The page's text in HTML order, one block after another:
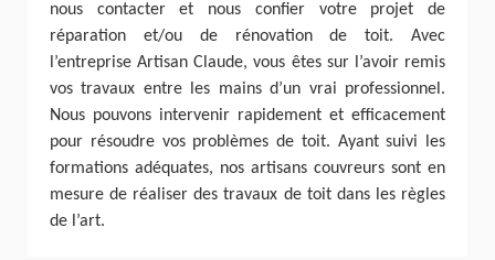
nous contacter et nous confier votre projet de
réparation et/ou de rénovation de toit. Avec
l’entreprise Artisan Claude, vous êtes sur l’avoir remis
vos travaux entre les mains d’un vrai professionnel.
Nous pouvons intervenir rapidement et efficacement
pour résoudre vos problèmes de toit. Ayant suivi les
formations adéquates, nos artisans couvreurs sont en
mesure de réaliser des travaux de toit dans les règles
de l’art.